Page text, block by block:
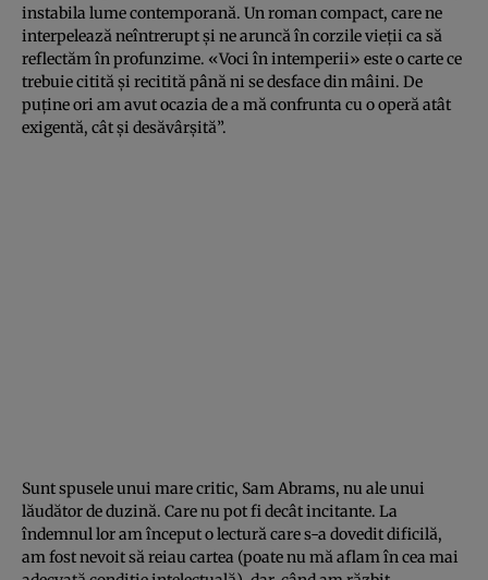
instabila lume contemporană. Un roman compact, care ne
interpelează neîntrerupt şi ne aruncă în corzile vieţii ca să
reflectăm în profunzime. «Voci în intemperii» este o carte ce
trebuie citită şi recitită până ni se desface din mâini. De
puţine ori am avut ocazia de a mă confrunta cu o operă atât
exigentă, cât şi desăvârşită”.
Sunt spusele unui mare critic, Sam Abrams, nu ale unui
lăudător de duzină. Care nu pot fi decât incitante. La
îndemnul lor am început o lectură care s-a dovedit dificilă,
am fost nevoit să reiau cartea (poate nu mă aflam în cea mai